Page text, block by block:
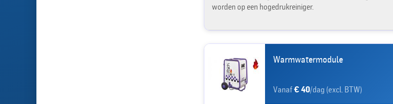
worden op een hogedrukreiniger.
Warmwatermodule
Vanaf€ 40/dag (excl. BTW)